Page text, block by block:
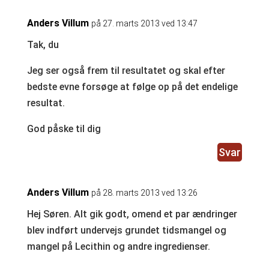
Anders Villum på 27. marts 2013 ved 13:47
Tak, du
Jeg ser også frem til resultatet og skal efter
bedste evne forsøge at følge op på det endelige
resultat.
God påske til dig
Svar
Anders Villum på 28. marts 2013 ved 13:26
Hej Søren. Alt gik godt, omend et par ændringer
blev indført undervejs grundet tidsmangel og
mangel på Lecithin og andre ingredienser.